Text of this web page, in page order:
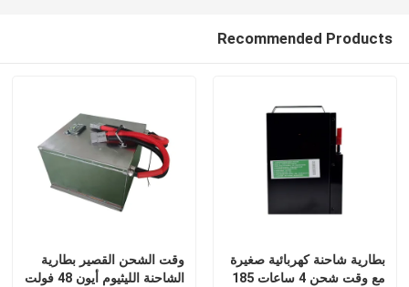
Recommended Products
بطارية شاحنة كهربائية صغيرة
مع وقت شحن 4 ساعات 185
وقت الشحن القصير بطارية
الشاحنة الليثيوم أيون 48 فولت